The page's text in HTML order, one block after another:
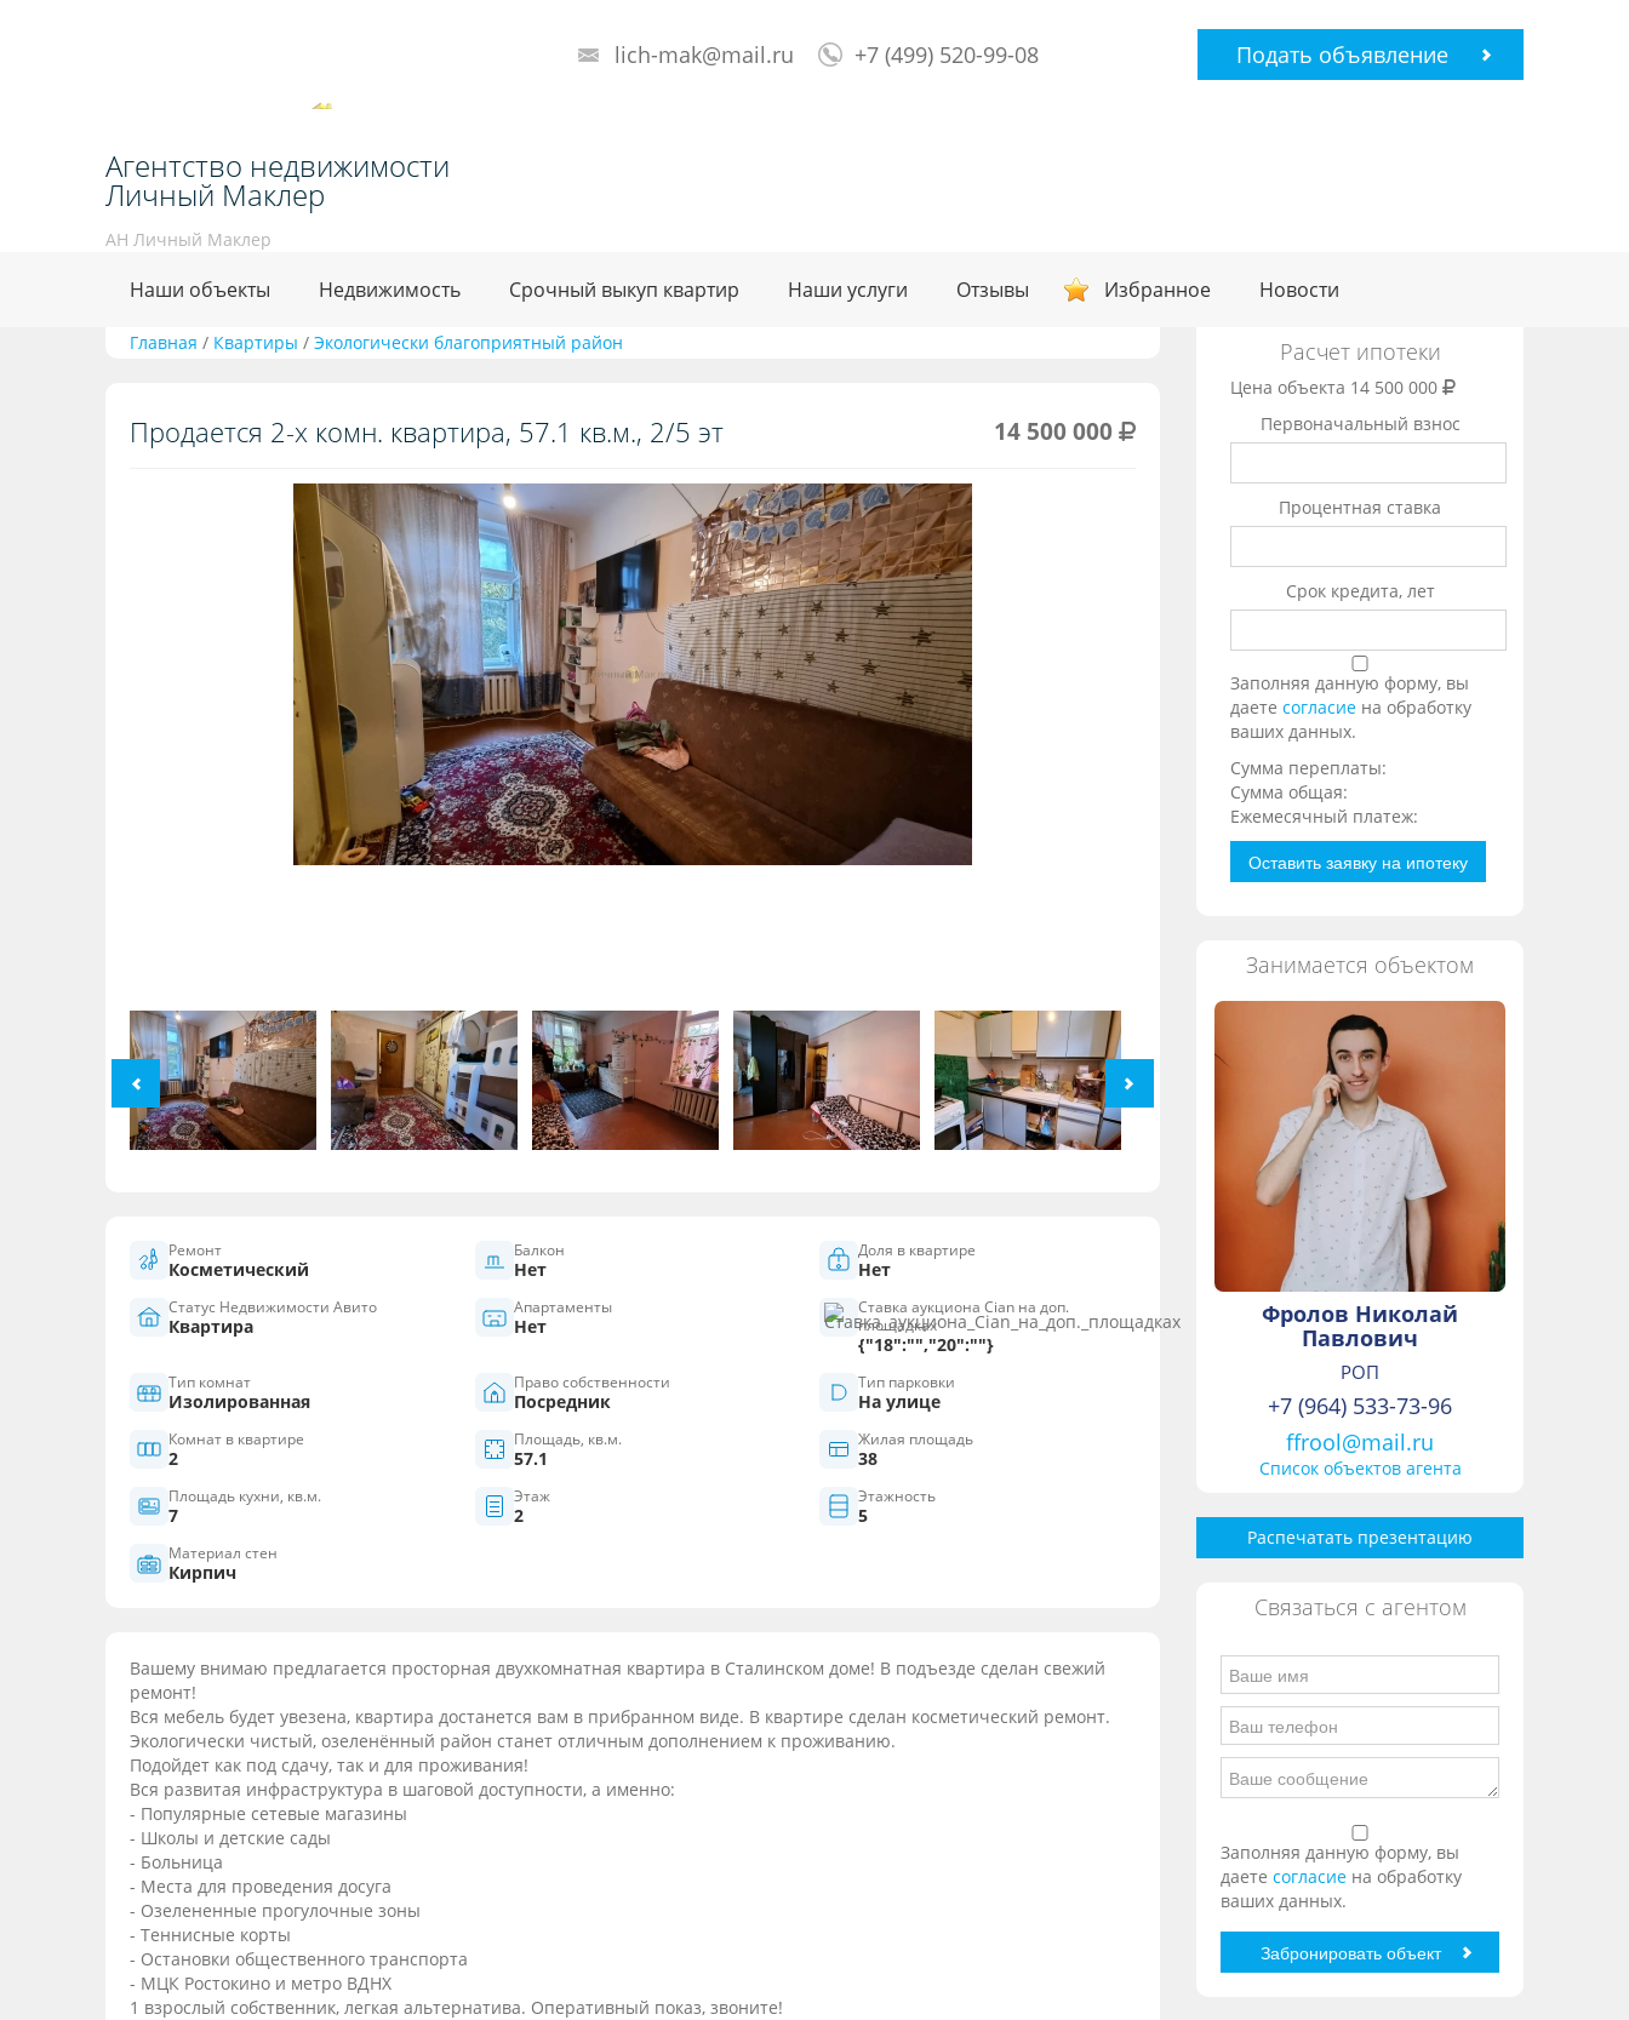
Агентство недвижимости
Личный Маклер
АН Личный Маклер
lich-mak@mail.ru +7 (499) 520-99-08 Подать объявление
Наши объекты Недвижимость Срочный выкуп квартир Наши услуги Отзывы Избранное Новости
Главная / Квартиры / Экологически благоприятный район
Продается 2-х комн. квартира, 57.1 кв.м., 2/5 эт 14 500 000
Ремонт
Косметический
Балкон
Нет
Доля в квартире
Нет
Статус Недвижимости Авито
Квартира
Апартаменты
Нет
Ставка аукциона Cian на доп.
площадках
{"18":"","20":""}
Тип комнат
Изолированная
Право собственности
Посредник
Тип парковки
На улице
Комнат в квартире
2
Площадь, кв.м.
57.1
Жилая площадь
38
Площадь кухни, кв.м.
7
Этаж
2
Этажность
5
Материал стен
Кирпич
Вашему внимаю предлагается просторная двухкомнатная квартира в Сталинском доме! В подъезде сделан свежий
ремонт!
Вся мебель будет увезена, квартира достанется вам в прибранном виде. В квартире сделан косметический ремонт.
Экологически чистый, озеленённый район станет отличным дополнением к проживанию.
Подойдет как под сдачу, так и для проживания!
Вся развитая инфраструктура в шаговой доступности, а именно:
- Популярные сетевые магазины
- Школы и детские сады
- Больница
- Места для проведения досуга
- Озелененные прогулочные зоны
- Теннисные корты
- Остановки общественного транспорта
- МЦК Ростокино и метро ВДНХ
1 взрослый собственник, легкая альтернатива. Оперативный показ, звоните!
Расчет ипотеки
Цена объекта 14 500 000
Первоначальный взнос
Процентная ставка
Срок кредита, лет
Заполняя данную форму, вы
даете согласие на обработку
ваших данных.
Сумма переплаты:
Сумма общая:
Ежемесячный платеж:
Оставить заявку на ипотеку
Занимается объектом
Фролов Николай
Павлович
РОП
+7 (964) 533-73-96
ffrool@mail.ru
Список объектов агента
Распечатать презентацию
Связаться с агентом
Заполняя данную форму, вы
даете согласие на обработку
ваших данных.